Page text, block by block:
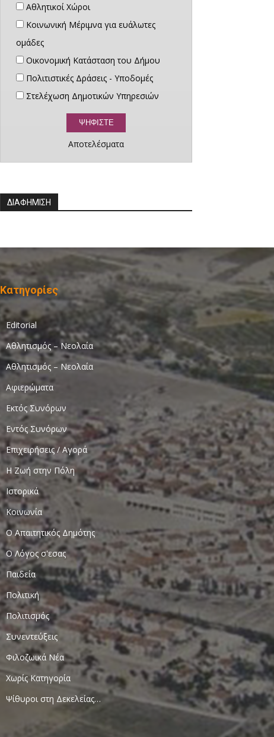
Αθλητικοί Χώροι
Κοινωνική Μέριμνα για ευάλωτες
ομάδες
Οικονομική Κατάσταση του Δήμου
Πολιτιστικές Δράσεις - Υποδομές
Στελέχωση Δημοτικών Υπηρεσιών
Αποτελέσματα
ΔΙΑΦΗΜΙΣΗ
Κατηγορίες
Editorial
Αθλητισμός – Νεολαία
Αθλητισμός – Νεολαία
Αφιερώματα
Εκτός Συνόρων
Εντός Συνόρων
Επιχειρήσεις / Αγορά
Η Ζωή στην Πόλη
Ιστορικά
Κοινωνία
Ο Απαιτητικός Δημότης
Ο Λόγος σ'εσας
Παιδεία
Πολιτική
Πολιτισμός
Συνεντεύξεις
Φιλοζωικά Νέα
Χωρίς Κατηγορία
Ψίθυροι στη Δεκελείας…